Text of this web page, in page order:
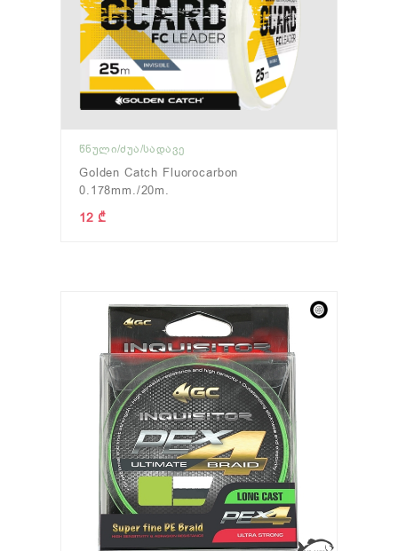
ᲬᲜᲣᲚᲘ/ᲫᲣᲐ/ᲡᲐᲓᲐᲕᲔ
Golden Catch Fluorocarbon
0.178mm./20m.
12 ₾